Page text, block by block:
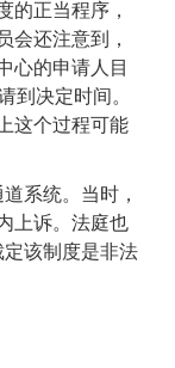
的正当程序 ，
会还注意到，
心的申请人目
决定时间。
这个过程可能
系统。当时，
上诉。法庭也
该制度是非法